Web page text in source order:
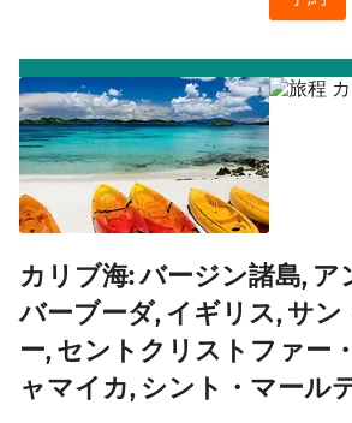
カリブ海: バージン諸島, ア
バーブーダ, イギリス, サン
ー, セントクリストファー
ャマイカ, シント・マール